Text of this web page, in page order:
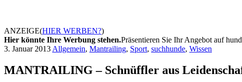
ANZEIGE(HIER WERBEN?)
Hier könnte Ihre Werbung stehen.Präsentieren Sie Ihr Angebot auf
3. Januar 2013 Allgemein, Mantrailing, Sport, suchhunde, Wissen
MANTRAILING – Schnüffler aus